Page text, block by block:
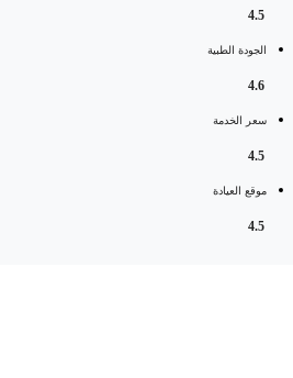
الجودة الطبية
سعر الخدمة
موقع العيادة